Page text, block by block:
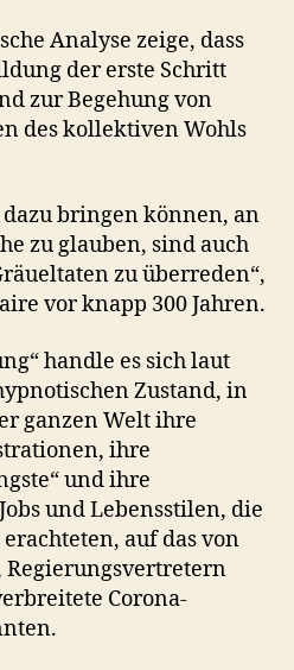
Analyse zeige, dass
der erste Schritt
zur Begehung von
des kollektiven Wohls
bringen können, an
zu glauben, sind auch
zu überreden“,
vor knapp 300 Jahren.
handle es sich laut
Zustand, in
ganzen Welt ihre
ihre
und ihre
und Lebensstilen, die
auf das von
Corona-